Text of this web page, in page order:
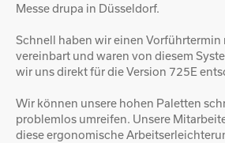
Messe drupa in Düsseldorf.
Schnell haben wir einen Vorführtermin
vereinbart und waren von diesem
wir uns direkt für die Version 725E
Wir können unsere hohen Paletten
problemlos umreifen. Unsere
diese ergonomische